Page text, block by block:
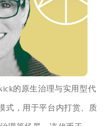
的原生治理与实用型代
式，用于平台内打赏、质